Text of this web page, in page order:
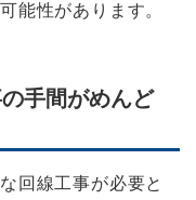
能性があります。
手間がめんど
回線工事が必要と